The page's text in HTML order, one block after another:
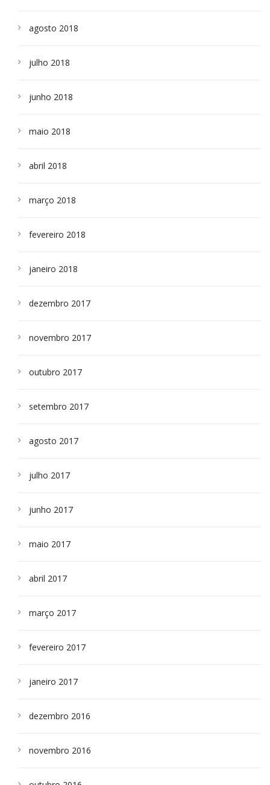
agosto 2018
julho 2018
junho 2018
maio 2018
abril 2018
março 2018
fevereiro 2018
janeiro 2018
dezembro 2017
novembro 2017
outubro 2017
setembro 2017
agosto 2017
julho 2017
junho 2017
maio 2017
abril 2017
março 2017
fevereiro 2017
janeiro 2017
dezembro 2016
novembro 2016